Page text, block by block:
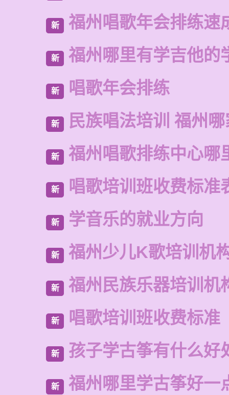
新 福州唱歌年会排练速
新 福州哪里有学吉他的
新 唱歌年会排练
新 民族唱法培训 福州
新 福州唱歌排练中心哪
新 唱歌培训班收费标准
新 学音乐的就业方向
新 福州少儿K歌培训机
新 福州民族乐器培训机
新 唱歌培训班收费标准
新 孩子学古筝有什么好
新 福州哪里学古筝好一